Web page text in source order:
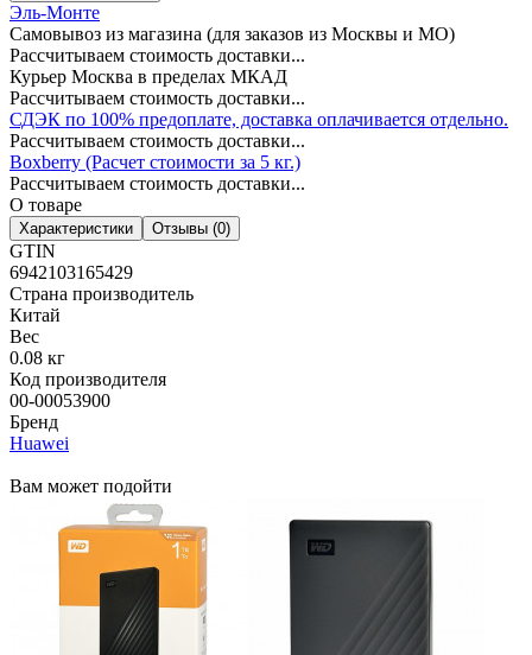
Эль-Монте
Самовывоз из магазина (для заказов из Москвы и МО)
Рассчитываем стоимость доставки...
Курьер Москва в пределах МКАД
Рассчитываем стоимость доставки...
СДЭК по 100% предоплате, доставка оплачивается отдельно.
Рассчитываем стоимость доставки...
Boxberry (Расчет стоимости за 5 кг.)
Рассчитываем стоимость доставки...
О товаре
Характеристики Отзывы (0)
GTIN
6942103165429
Страна производитель
Китай
Вес
0.08 кг
Код производителя
00-00053900
Бренд
Huawei
Вам может подойти